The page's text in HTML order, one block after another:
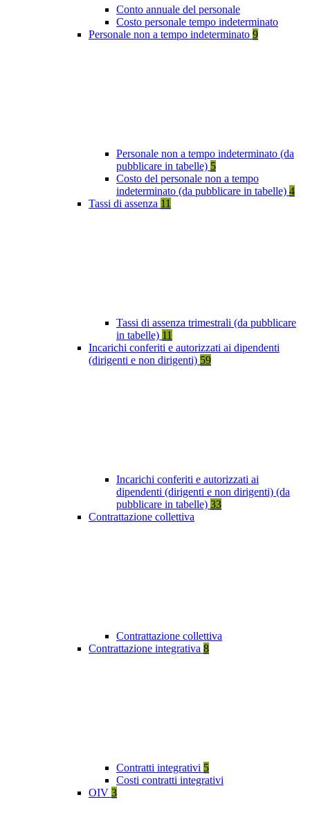
Conto annuale del personale
Costo personale tempo indeterminato
Personale non a tempo indeterminato 9
Personale non a tempo indeterminato (da
pubblicare in tabelle) 5
Costo del personale non a tempo
indeterminato (da pubblicare in tabelle) 4
Tassi di assenza 11
Tassi di assenza trimestrali (da pubblicare
in tabelle) 11
Incarichi conferiti e autorizzati ai dipendenti
(dirigenti e non dirigenti) 59
Incarichi conferiti e autorizzati ai
dipendenti (dirigenti e non dirigenti) (da
pubblicare in tabelle) 33
Contrattazione collettiva
Contrattazione collettiva
Contrattazione integrativa 8
Contratti integrativi 5
Costi contratti integrativi
OIV 3